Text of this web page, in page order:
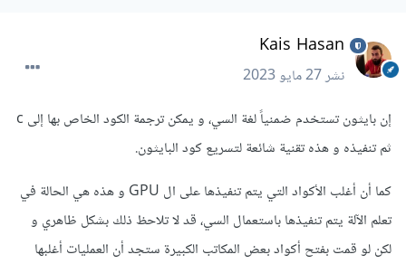
Kais Hasan
نشر27 مايو 2023
إن بايثون تستخدم ضمنياً لغة السي، و يمكن ترجمة الكود الخاص بها إلى c
ثم تنفيذه و هذه تقنية شائعة لتسريع كود البايثون.
كما أن أغلب الأكواد التي يتم تنفيذها على ال GPU و هذه هي الحالة في
تعلم الآلة يتم تنفيذها باستعمال السي، قد لا تلاحظ ذلك بشكل ظاهري و
لكن لو قمت بفتح أكواد بعض المكاتب الكبيرة ستجد أن العمليات أغلبها